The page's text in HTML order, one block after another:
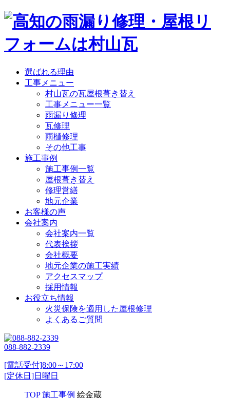
選ばれる理由
工事メニュー
村山瓦の瓦屋根葺き替え
工事メニュー一覧
雨漏り修理
瓦修理
雨樋修理
その他工事
施工事例
施工事例一覧
屋根葺き替え
修理営繕
地元企業
お客様の声
会社案内
会社案内一覧
代表挨拶
会社概要
地元企業の施工実績
アクセスマップ
採用情報
お役立ち情報
火災保険を適用した屋根修理
よくあるご質問
088-882-2339
[電話受付]8:00～17:00
[定休日]日曜日
TOP 施工事例 絵金蔵